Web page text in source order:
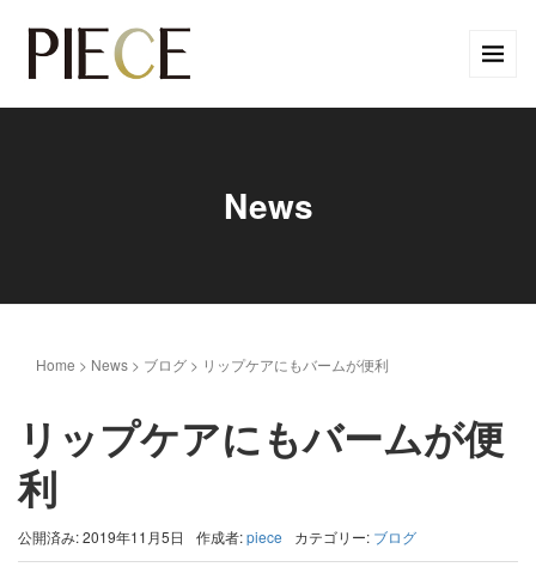
News
Home > News > ブログ > リップケアにもバームが便利
リップケアにもバームが便
利
公開済み: 2019年11月5日 作成者:piece カテゴリー: ブログ